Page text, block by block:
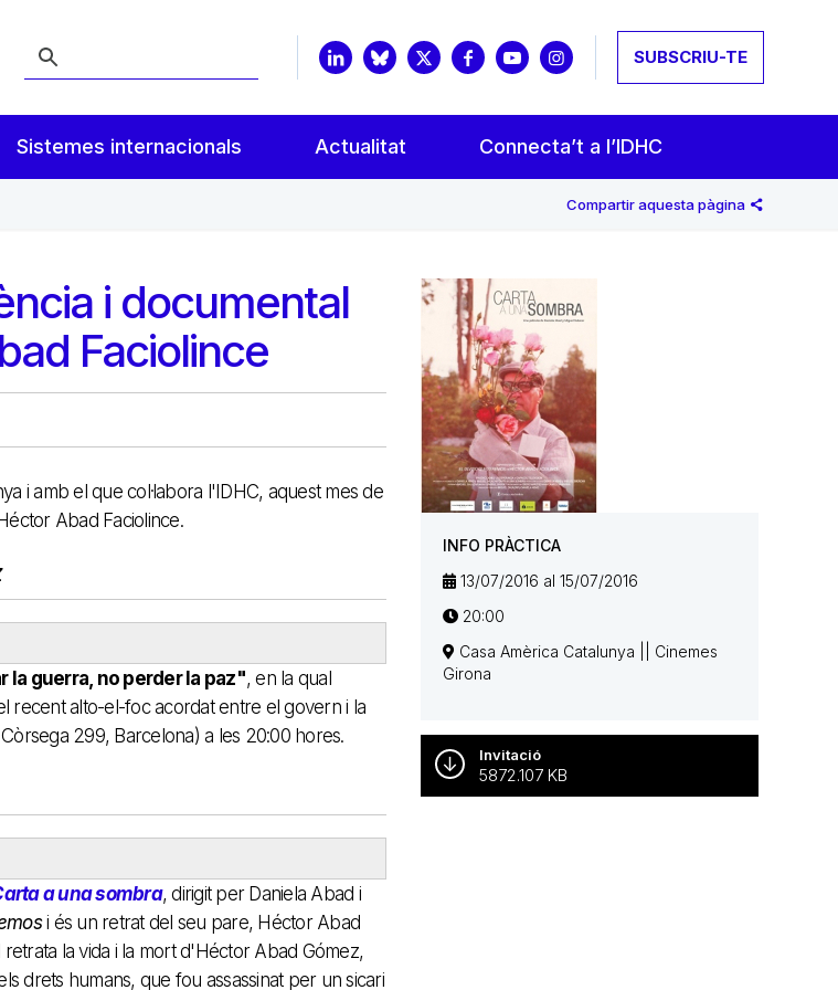
SUBSCRIU-TE
Sistemes internacionals Actualitat Connecta’t a l’IDHC
Compartir aquesta pàgina
i documental
Faciolince
i amb el que col·labora l'IDHC, aquest mes de
Abad Faciolince.
la guerra, no perder la paz", en la qual
recent alto-el-foc acordat entre el govern i la
299, Barcelona) a les 20:00 hores.
a una sombra, dirigit per Daniela Abad i
i és un retrat del seu pare, Héctor Abad
la vida i la mort d'Héctor Abad Gómez,
drets humans, que fou assassinat per un sicari
INFO PRÀCTICA
13/07/2016 al 15/07/2016
20:00
Casa Amèrica Catalunya || Cinemes
Girona
Invitació
5872.107 KB